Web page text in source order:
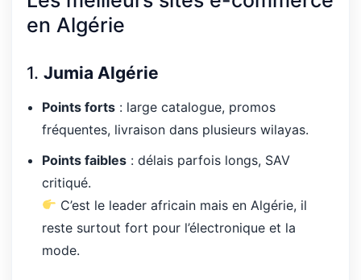
en Algérie
1. Jumia Algérie
Points forts : large catalogue, promos
fréquentes, livraison dans plusieurs wilayas.
Points faibles : délais parfois longs, SAV
critiqué.
C’est le leader africain mais en Algérie, il
reste surtout fort pour l’électronique et la
mode.